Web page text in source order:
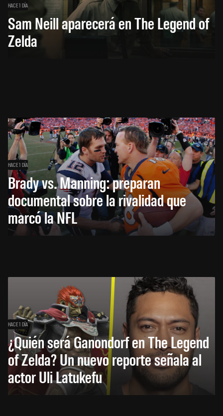
HACE 1 DÍA
Sam Neill aparecerá en The Legend of
Zelda
HACE 1 DÍA
Brady vs. Manning: preparan
documental sobre la rivalidad que
marcó la NFL
HACE 1 DÍA
¿Quién será Ganondorf en The Legend
of Zelda? Un nuevo reporte señala al
actor Uli Latukefu